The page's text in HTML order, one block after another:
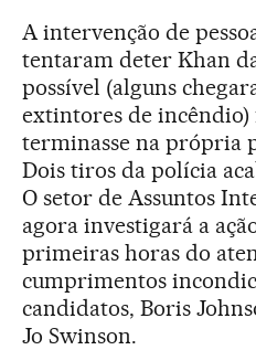
A intervenção de
tentaram deter Khan
possível (alguns
extintores de incêndio)
terminasse na própria
Dois tiros da polícia
O setor de Assuntos
agora investigará a
primeiras horas do
cumprimentos
candidatos, Boris
Jo Swinson.